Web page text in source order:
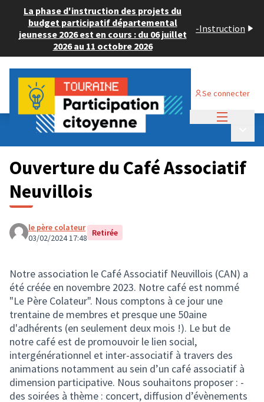
La phase d'instruction des projets du
budget participatif départemental
jeunesse 2026 est en cours : du 06 juillet
2026 au 11 octobre 2026
-Instruction
Se connecter
Budget Participatif ADULTE 2024
💡 Déposer un projet
Ouverture du Café Associatif
Neuvillois
le père colateur
03/02/2024 17:48 Retirée
Notre association le Café Associatif Neuvillois (CAN) a
été créée en novembre 2023. Notre café est nommé
"Le Père Colateur". Nous comptons à ce jour une
trentaine de membres et presque une 50aine
d'adhérents (en seulement deux mois !). Le but de
notre café est de promouvoir le lien social,
intergénérationnel et inter-associatif à travers des
animations notamment au sein d’un café associatif à
dimension participative. Nous souhaitons proposer : -
des soirées à thème : concert, diffusion d’évènements